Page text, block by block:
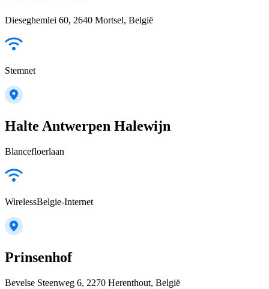
Dieseghemlei 60, 2640 Mortsel, België
Stemnet
Halte Antwerpen Halewijn
Blancefloerlaan
WirelessBelgie-Internet
Prinsenhof
Bevelse Steenweg 6, 2270 Herenthout, België